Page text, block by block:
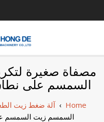
مصفاة صغيرة
السمسم على
Home
›آلة ضغط زيت
السمسم زيت السمسم